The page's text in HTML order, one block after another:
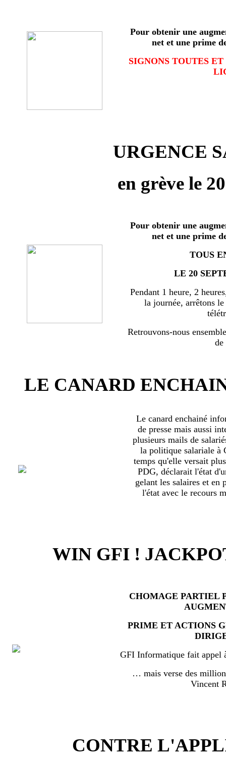
Pour obtenir une
net et une prime
SIGNONS TOUTES
URGENCE
en grève le
Pour obtenir une
net et une prime
TOUS
LE 20
Pendant 1 heure, 2
la journée, arrêtons
Retrouvons-nous
de
LE CANARD
Le canard enchainé
de presse mais aussi
plusieurs mails de
la politique salariale à
temps qu'elle versait
PDG, déclarait l'état
gelant les salaires et en
l'état avec le recours
WIN GFI !
CHOMAGE PARTIEL
PRIME ET ACTIONS
GFI Informatique fait appel
… mais verse des
Vincent
CONTRE